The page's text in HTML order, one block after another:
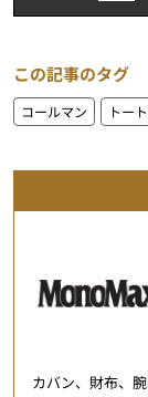
この記事のタグ
コールマン トー
カバン、財布、